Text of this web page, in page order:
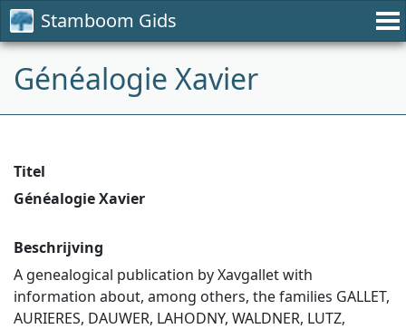
Stamboom Gids
Généalogie Xavier
Titel
Généalogie Xavier
Beschrijving
A genealogical publication by Xavgallet with
information about, among others, the families GALLET,
AURIERES, DAUWER, LAHODNY, WALDNER, LUTZ,